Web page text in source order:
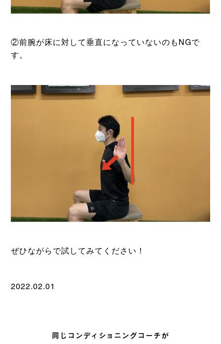
②前腕が床に対して垂直になっていないのもNGで
す。
ぜひながらで試してみてください！
2022.02.01
同じコンディショニングコーチが